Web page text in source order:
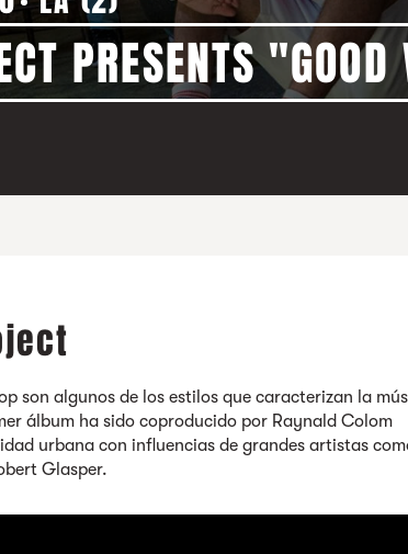
PRESENTS
son algunos de los estilos que caracterizan la
álbum ha sido coproducido por Raynald Colom
urbana con influencias de grandes artistas
Glasper.